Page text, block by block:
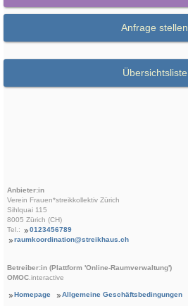
Anfrage stellen
Übersichtsliste
Anbieter:in
Verein Frauen*streikkollektiv Zürich
Sihlquai 115
8005 Zürich (CH)
Tel.:
0123456789
raumkoordination@streikhaus.ch
Betreiber:in (Plattform 'Online-Raumverwaltung')
OMOC.interactive
Homepage Allgemeine Geschäftsbedingungen